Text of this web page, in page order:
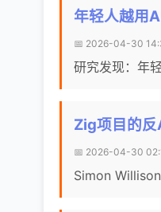
年轻人越用
📅 2026-04-30
研究发现：年
Zig项目的
📅 2026-04-30
Simon